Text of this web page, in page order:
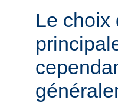
Le choix